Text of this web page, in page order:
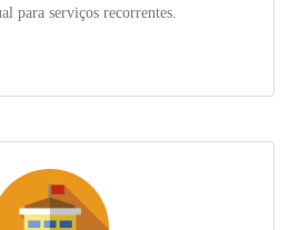
para serviços recorrentes.